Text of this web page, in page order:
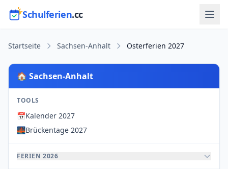
Schulferien.cc
Startseite Sachsen-Anhalt Osterferien 2027
🏠 Sachsen-Anhalt
TOOLS
📅Kalender 2027
🌉Brückentage 2027
FERIEN 2026